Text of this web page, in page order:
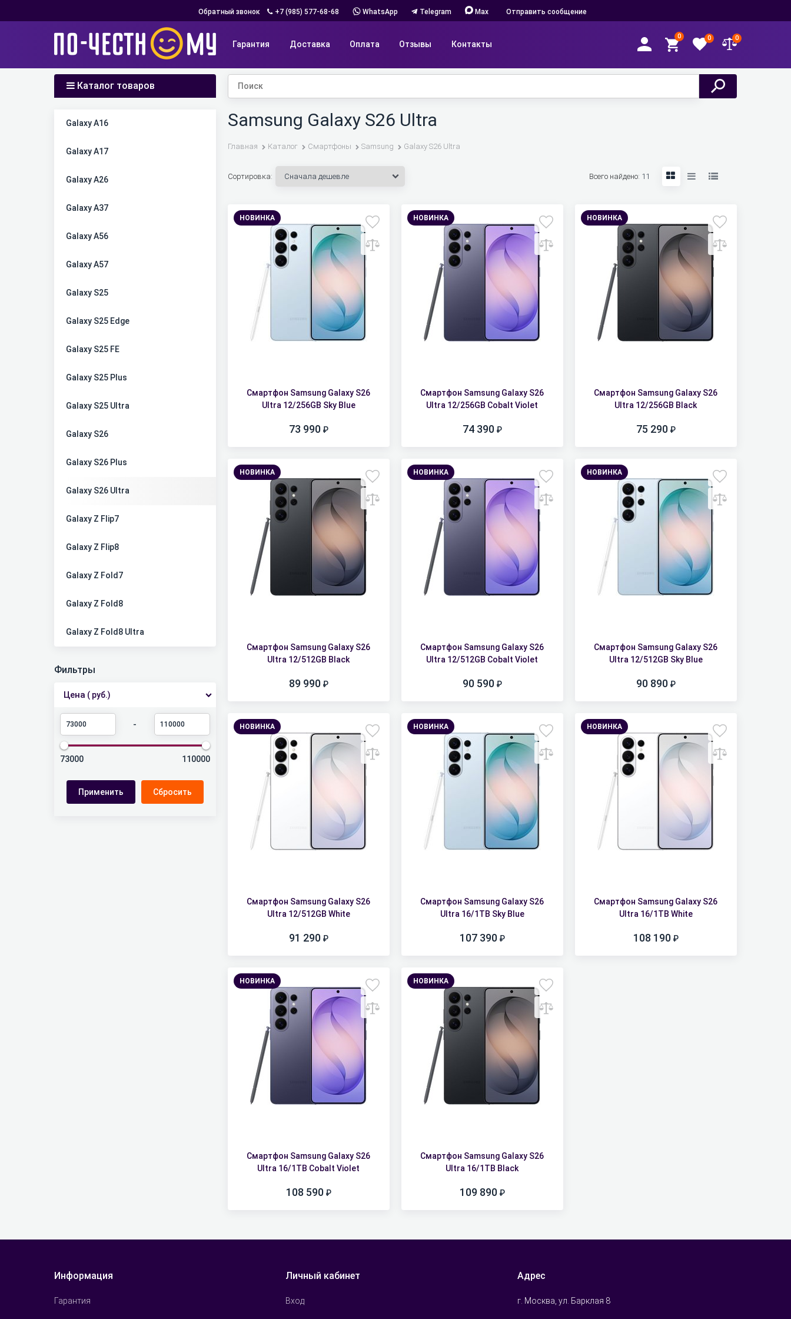
Обратный звонок +7 (985) 577-68-68 WhatsApp Telegram Max Отправить сообщение
Гарантия Доставка Оплата Отзывы Контакты
0 0 0
Каталог товаров
Galaxy A16
Galaxy A17
Galaxy A26
Galaxy A37
Galaxy A56
Galaxy A57
Galaxy S25
Galaxy S25 Edge
Galaxy S25 FE
Galaxy S25 Plus
Galaxy S25 Ultra
Galaxy S26
Galaxy S26 Plus
Galaxy S26 Ultra
Galaxy Z Flip7
Galaxy Z Flip8
Galaxy Z Fold7
Galaxy Z Fold8
Galaxy Z Fold8 Ultra
Фильтры
Цена ( руб.)
-
73000 110000
Samsung Galaxy S26 Ultra
Главная Каталог Смартфоны Samsung Galaxy S26 Ultra
Сортировка: Всего найдено: 11
НОВИНКА
Смартфон Samsung Galaxy S26
Ultra 12/256GB Sky Blue
73 990
НОВИНКА
Смартфон Samsung Galaxy S26
Ultra 12/256GB Cobalt Violet
74 390
НОВИНКА
Смартфон Samsung Galaxy S26
Ultra 12/256GB Black
75 290
НОВИНКА
Смартфон Samsung Galaxy S26
Ultra 12/512GB Black
89 990
НОВИНКА
Смартфон Samsung Galaxy S26
Ultra 12/512GB Cobalt Violet
90 590
НОВИНКА
Смартфон Samsung Galaxy S26
Ultra 12/512GB Sky Blue
90 890
НОВИНКА
Смартфон Samsung Galaxy S26
Ultra 12/512GB White
91 290
НОВИНКА
Смартфон Samsung Galaxy S26
Ultra 16/1TB Sky Blue
107 390
НОВИНКА
Смартфон Samsung Galaxy S26
Ultra 16/1TB White
108 190
НОВИНКА
Смартфон Samsung Galaxy S26
Ultra 16/1TB Cobalt Violet
108 590
НОВИНКА
Смартфон Samsung Galaxy S26
Ultra 16/1TB Black
109 890
Информация
Гарантия
Личный кабинет
Вход
Адрес
г. Москва, ул. Барклая 8